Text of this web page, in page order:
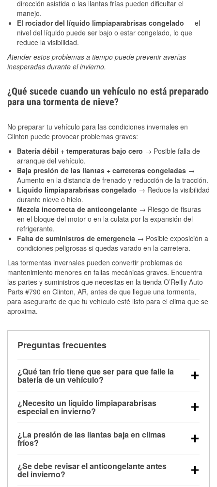
dirección asistida o las llantas frías pueden dificultar el
manejo.
El rociador del líquido limpiaparabrisas congelado — el
nivel del líquido puede ser bajo o estar congelado, lo que
reduce la visibilidad.
Atender estos problemas a tiempo puede prevenir averías
inesperadas durante el invierno.
¿Qué sucede cuando un vehículo no está preparado
para una tormenta de nieve?
No preparar tu vehículo para las condiciones invernales en
Clinton puede provocar problemas graves:
Batería débil + temperaturas bajo cero → Posible falla de
arranque del vehículo.
Baja presión de las llantas + carreteras congeladas →
Aumento en la distancia de frenado y reducción de la tracción.
Líquido limpiaparabrisas congelado → Reduce la visibilidad
durante nieve o hielo.
Mezcla incorrecta de anticongelante → Riesgo de fisuras
en el bloque del motor o en la culata por la expansión del
refrigerante.
Falta de suministros de emergencia → Posible exposición a
condiciones peligrosas si quedas varado en la carretera.
Las tormentas invernales pueden convertir problemas de
mantenimiento menores en fallas mecánicas graves. Encuentra
las partes y suministros que necesitas en la tienda O’Reilly Auto
Parts #790 en Clinton, AR, antes de que llegue una tormenta,
para asegurarte de que tu vehículo esté listo para el clima que se
aproxima.
Preguntas frecuentes
¿Qué tan frío tiene que ser para que falle la
batería de un vehículo?
debajo de los 32 °F y puede perder hasta la mitad de
su potencia de arranque cerca de los 0 °F, lo que
arranque.
¿Necesito un líquido limpiaparabrisas
especial en invierno?
la congelación y ayuda a disolver la sal y la nieve
derretida en la carretera para mejorar la visibilidad.
¿La presión de las llantas baja en climas
fríos?
alrededor de 1 PSI por cada 10 °F que baja la
temperatura. Puedes obtener más información sobre
¿Se debe revisar el anticongelante antes
del invierno?